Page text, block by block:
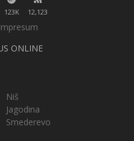
123K 12,123
Impresum
ONLINE
Niš
Jagodina
Smederevo